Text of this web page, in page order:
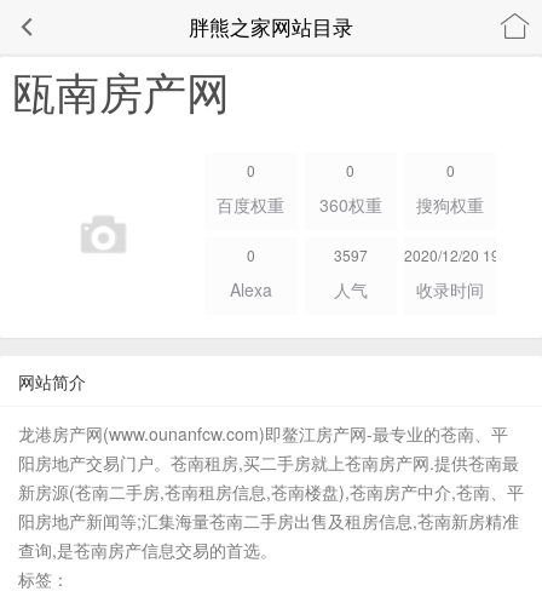
胖熊之家网站目录
瓯南房产网
0
百度权重
0
360权重
0
搜狗权重
0
Alexa
3597
人气
2020/12/20 19:13:20
收录时间
网站简介
龙港房产网(www.ounanfcw.com)即鳌江房产网-最专业的苍南、平
阳房地产交易门户。苍南租房,买二手房就上苍南房产网.提供苍南最
新房源(苍南二手房,苍南租房信息,苍南楼盘),苍南房产中介,苍南、平
阳房地产新闻等;汇集海量苍南二手房出售及租房信息,苍南新房精准
查询,是苍南房产信息交易的首选。
标签：